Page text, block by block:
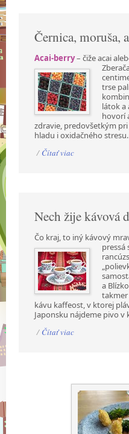
Černica, moruša,
Acai-berry– čiže acai
trse
látok a
hovorí
zdravie, predovšetkým
hladu i oxidačného
/ Čítať viac
Nech žije kávová
Čo kraj, to iný kávový
pressá
a
kávu kaffeost, v ktorej
Japonsku nájdeme pivo v
/ Čítať viac